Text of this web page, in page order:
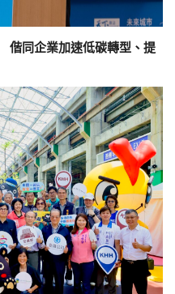
同企業加速低碳轉型、提